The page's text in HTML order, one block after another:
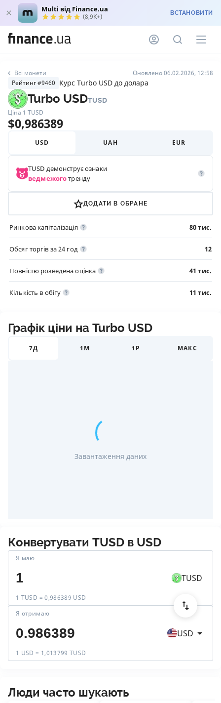
Multi від Finance.ua
(8,9K+) ВСТАНОВИТИ
Всі монети
Оновлено 06.02.2026, 12:58
Рейтинг #9460 Курс Turbo USD до долара
Turbo USDTUSD
Ціна 1 TUSD
$0,986389
USD UAH EUR
TUSD демонструє ознаки
ведмежоготренду
ДОДАТИ В ОБРАНЕ
Ринкова капіталізація 80 тис.
Обсяг торгів за 24 год 12
Повністю розведена оцінка 41 тис.
Кількість в обігу 11 тис.
Графік ціни на Turbo USD
7Д 1М 1Р МАКС
Завантаження даних
Конвертувати TUSD в USD
Я маю
1 TUSD = 0,986389 USD
TUSD
Я отримаю
1 USD = 1,013799 TUSD
USD
Люди часто шукають